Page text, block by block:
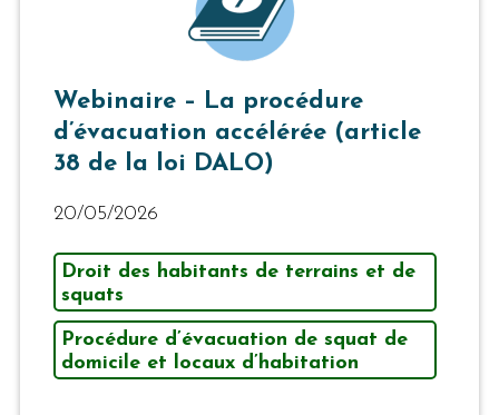
Webinaire – La procédure
d’évacuation accélérée (article
38 de la loi DALO)
20/05/2026
Droit des habitants de terrains et de
squats
Procédure d’évacuation de squat de
domicile et locaux d’habitation